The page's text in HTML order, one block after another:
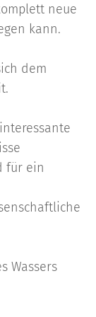
neue
kann.
dem
für ein
Wassers